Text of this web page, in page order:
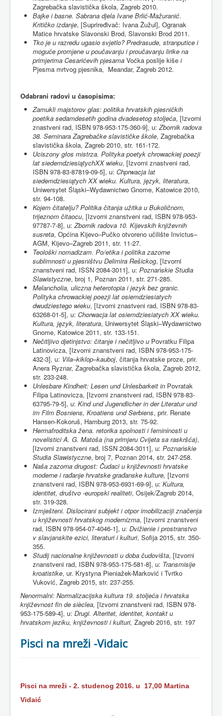
Zagrebačka slavistička škola, Zagreb 2010.
Bajke i basne. Sabrana djela Ivane Brlić-Mažuranić.
Kritičko izdanje, [Supriređivač: Ivana Žužul], Ogranak
Matice hrvatske Slavonski Brod, Slavonski Brod 2011.
Tko je u razredu ugasio svjetlo? Predrasude, stranputice i
moguće promjene u poučavanju i proučavanju lirike na
primjerima Cesarićevih pjesama Voćka poslije kiše i
Pjesma mrtvog pjesnika, Meandar, Zagreb 2012.
Odabrani radovi u časopisima:
Zamukli majstorov glas: politika hrvatskih pjesničkih
poetika sedamdesetih godina dvadesetog stoljeća, [Izvorni
znastveni rad, ISBN 978-953-175-360-9], u:Zbornik radova
38. Seminara Zagrebačke slavističke škole, Zagrebačka
slavistička škola, Zagreb 2010, str. 161-172.
Uciszony głos mistrza. Polityka poetyk chrowackiej poezji
lat siedemdziesiątychXX wieku, [Izvorni znastveni rad,
ISBN 978-83-87819-09-5], u: Chprwacja lat
siedemdziesiątych XX wieku. Kultura, język, literatura,
Uniwersytet Śląski–Wydawnictwo Gnome, Katowice 2010,
str. 94-108.
Kojem čitatelju? Politika čitanja užitka u Bukoličnom,
trijeznom čitaocu, [Izvorni znanstveni rad, ISBN 978-953-
97787-7-8], u:Zbornik radova 10. Kijevskih književnih
susreta, Općina Kijevo–Pučko otvoreno učilište Invictus–
AGM, Kijevo–Zagreb 2011, str. 11-27.
Teološki nomadizam. Po/etika i politika zazorne
sublimnosti u pjesništvu Delimira Rešickog, [Izvorni
znanstveni rad, ISSN 2084-3011], u: Poznańskie Studia
Slawistyczne, broj 1, Poznan 2011, str. 271-285.
Melancholia, uliczna heterotopia i jezyk bez granic.
Polityka chrowackiej poezji lat osiemdziesiatych
dwudziestego wieku, [Izvorni znastveni rad, ISBN 978-83-
63268-01-5], u: Chorwacja lat osiemdziesiatych XX wieku.
Kultura, język, literatura, Uniwersytet Śląski–Wydawnictwo
Gnome, Katowice 2011, str. 133-151.
Nečitljivo djetinjstvo: čitanje i nečitljivo u Povratku Filipa
Latinovicza, [Izvorni znanstveni rad, ISBN 978-953-175-
432-3], u: Vila–kiklop–kauboj, čitanja hrvatske proze, prir.
Anera Ryznar, Zagrebačka slavistička škola, Zagreb 2012,
str. 233-248.
Unlesbare Kindheit: Lesen und Unlesbarkeit in Povratak
Filipa Latinovicza, [Izvorni znanstveni rad, ISBN 978-83-
63795-79-5], u: Kind und Jugendlicher in der Literatur und
im Film Bosniens, Kroatiens und Serbiens, prir. Renate
Hansen-Kokoruš, Hamburg 2013, str. 75-92.
Hermafroditska žena. retorika spolnosti i femininosti u
novelistici A. G. Matoša (na primjeru Cvijeta sa raskršća),
[Izvorni znanstveni rad, ISSN 2084-3011], u: Poznańskie
Studia Slawistyczne, broj 7, Poznan 2014, str. 247-258.
Naša zazorna drugost: Čudaci u književnosti hrvatske
moderne i rađanje hrvatske građanske kulture, [Izvorni
znanstveni rad, ISBN 978-953-6931-69-9], u: Kultura,
identitet, društvo -europski realiteti, Osijek/Zagreb 2014,
str. 319-328.
Izmješteni. Dislocirani subjekt i otpor imobilizaciji značenja
u književnosti hrvatskog modernizma, [Izvorni znanstveni
rad, ISBN 978-954-07-4046-1], u: Dvižienie i prostranstvo
v slavjanskite ezici, literaturi i kulturi, Sofija 2015, str. 350-
355.
Studij nacionalne književnosti u doba čudovišta, [Izvorni
znanstveni rad, ISBN 978-953-175-581-8], u: Transmisije
kroatistike, ur. Krystyna Pieniažek-Marković i Tvrtko
Vuković, Zagreb 2015, str. 237-255.
Nenormalni: Normalizacijska kultura 19. stoljeća i hrvatska
književnost fin de sièclea, [Izvorni znanstveni rad, ISBN 978-
953-175-589-4], u: Drugi. Alteritet, identitet, kontakt u
hrvatskom jeziku, književnosti i kulturi, Zagreb 2016, str. 197
Pisci na mreži -Vidaic
Pisci na mreži - 2. studenog 2016. u 17,00 Martina
Vidaić